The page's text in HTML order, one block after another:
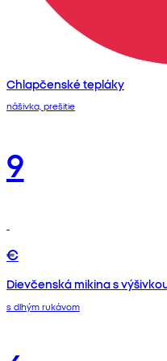
Chlapčenské tepláky
nášivka, prešitie
9
€
Dievčenská mikina s
s dlhým rukávom